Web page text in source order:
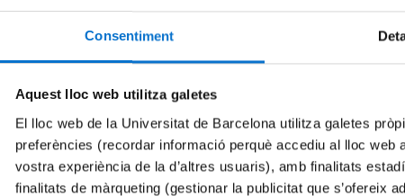
Consentiment
Aquest lloc web utilitza galetes
El lloc web de la Universitat de Barcelona utilitza galetes
preferències (recordar informació perquè accediu al lloc
vostra experiència de la d’altres usuaris), amb finalitats
finalitats de màrqueting (gestionar la publicitat que s’ofereix
Try